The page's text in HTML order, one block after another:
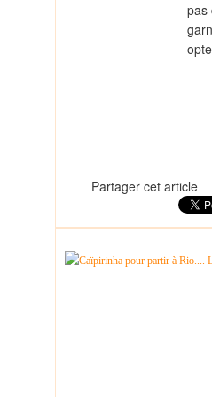
pas
Partager cet article